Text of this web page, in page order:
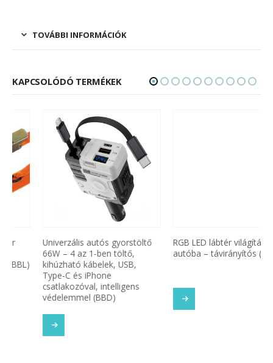
TOVÁBBI INFORMÁCIÓK
KAPCSOLÓDÓ TERMÉKEK
Univerzális autós gyorstöltő
66W – 4 az 1-ben töltő,
kihúzható kábelek, USB,
Type-C és iPhone
csatlakozóval, intelligens
védelemmel (BBD)
RGB LED lábtér világítás
autóba – távirányítós (BBL)